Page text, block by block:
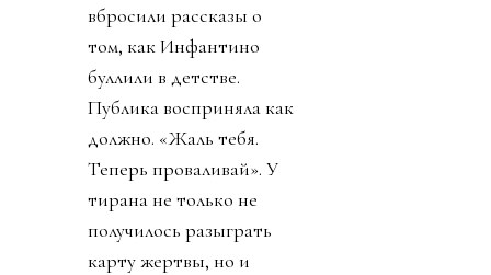
вбросили рассказы о
том, как Инфантино
буллили в детстве.
Публика восприняла как
должно. «Жаль тебя.
Теперь проваливай». У
тирана не только не
получилось разыграть
карту жертвы, но и